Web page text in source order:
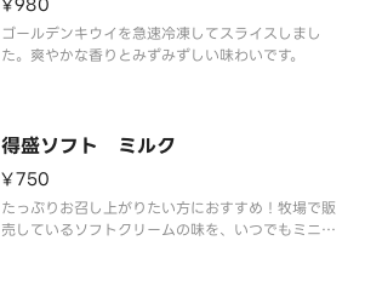
ゴールデンキウイを急速冷凍してスライスしまし
た。爽やかな香りとみずみずしい味わいです。
得盛ソフト ミルク
¥750
たっぷりお召し上がりたい方におすすめ！牧場で販
売しているソフトクリームの味を、いつでもミニス